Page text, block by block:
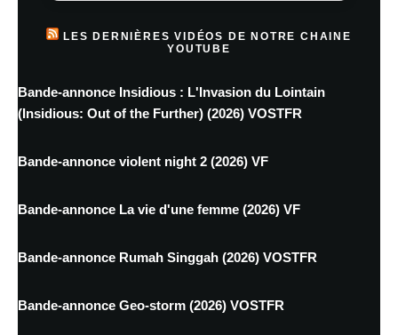
LES DERNIÈRES VIDÉOS DE NOTRE CHAINE
YOUTUBE
Bande-annonce Insidious : L'Invasion du Lointain
(Insidious: Out of the Further) (2026) VOSTFR
Bande-annonce violent night 2 (2026) VF
Bande-annonce La vie d'une femme (2026) VF
Bande-annonce Rumah Singgah (2026) VOSTFR
Bande-annonce Geo-storm (2026) VOSTFR